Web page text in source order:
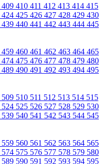
409 410 411 412 413 414 415
424 425 426 427 428 429 430
439 440 441 442 443 444 445
459 460 461 462 463 464 465
474 475 476 477 478 479 480
489 490 491 492 493 494 495
509 510 511 512 513 514 515
524 525 526 527 528 529 530
539 540 541 542 543 544 545
559 560 561 562 563 564 565
574 575 576 577 578 579 580
589 590 591 592 593 594 595